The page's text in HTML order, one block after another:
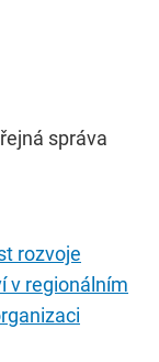
správa
rozvoje
v regionálním